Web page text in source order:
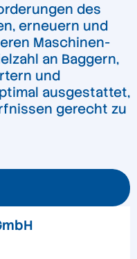
des
erneuern und
Maschinen-
an Baggern,
und
ausgestattet,
gerecht zu